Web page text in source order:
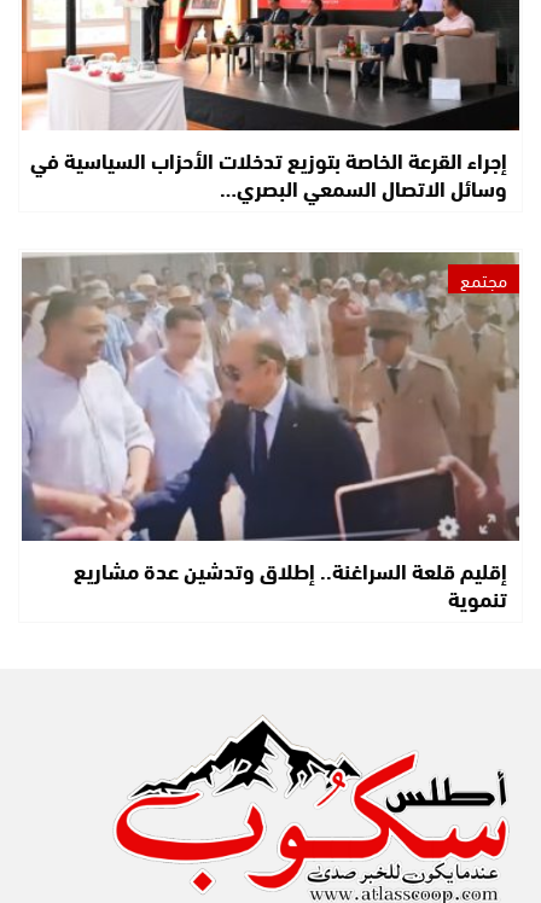
إجراء القرعة الخاصة بتوزيع تدخلات الأحزاب السياسية في
وسائل الاتصال السمعي البصري…
مجتمع
إقليم قلعة السراغنة.. إطلاق وتدشين عدة مشاريع
تنموية